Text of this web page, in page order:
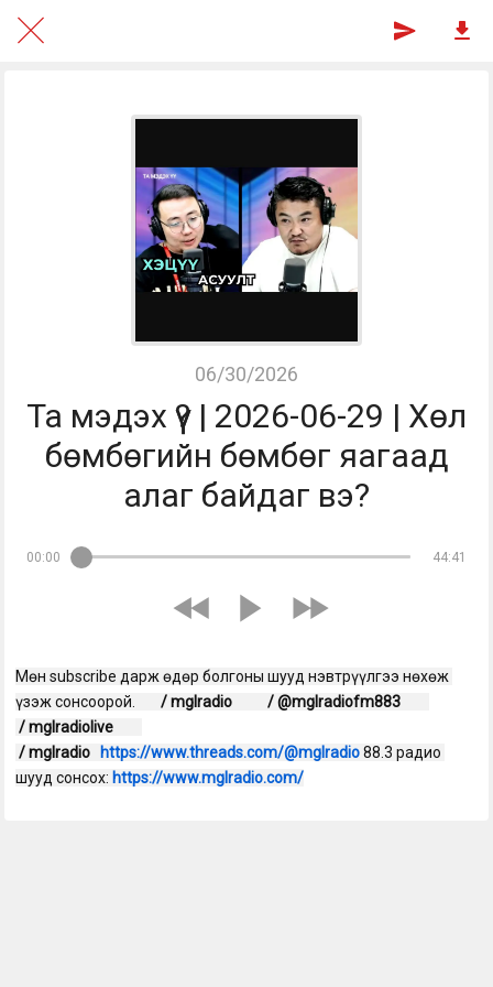
06/30/2026
Та мэдэх үү? | 2026-06-29 | Хөл
бөмбөгийн бөмбөг яагаад
алаг байдаг вэ?
00:00 44:41
Мөн subscribe дарж өдөр болгоны шууд нэвтрүүлгээ нөхөж
үзэж сонсоорой.
/ mglradio
/ @mglradiofm883
/ mglradiolive
/ mglradio
https://www.threads.com/@mglradio 88.3 радио
шууд сонсох: https://www.mglradio.com/